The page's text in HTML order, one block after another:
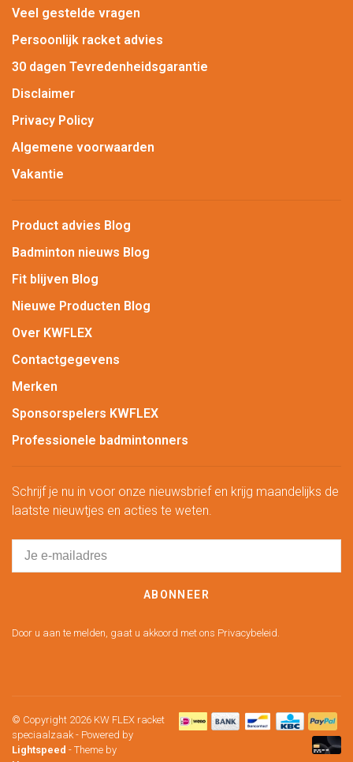
Veel gestelde vragen
Persoonlijk racket advies
30 dagen Tevredenheidsgarantie
Disclaimer
Privacy Policy
Algemene voorwaarden
Vakantie
Product advies Blog
Badminton nieuws Blog
Fit blijven Blog
Nieuwe Producten Blog
Over KWFLEX
Contactgegevens
Merken
Sponsorspelers KWFLEX
Professionele badmintonners
Schrijf je nu in voor onze nieuwsbrief en krijg maandelijks de
laatste nieuwtjes en acties te weten.
ABONNEER
Door u aan te melden, gaat u akkoord met ons Privacybeleid.
© Copyright 2026 KW FLEX racket
speciaalzaak - Powered by
Lightspeed - Theme by